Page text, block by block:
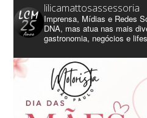
lilicamattosassessoria
Imprensa, Mídias e Redes
DNA, mas atua nas mais
gastronomia, negócios e